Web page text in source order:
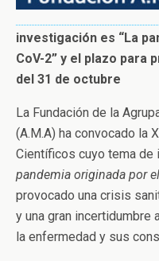
investigación es “La
CoV-2” y el plazo para
del 31 de octubre
La Fundación de la
(A.M.A) ha convocado la
Científicos cuyo tema de
pandemia originada por el
provocado una crisis
y una gran incertidumbre
la enfermedad y sus